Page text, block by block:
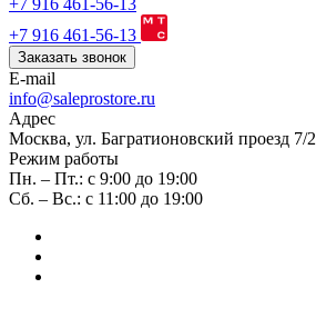
+7 916 461-56-13
Заказать звонок
E-mail
info@saleprostore.ru
Адрес
Москва, ул. Багратионовский проезд 7/2
Режим работы
Пн. – Пт.: с 9:00 до 19:00
Сб. – Вс.: с 11:00 до 19:00